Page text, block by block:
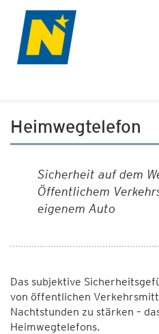
Heimwegtelefon
Sicherheit auf dem
Öffentlichem
eigenem Auto
Das subjektive
von öffentlichen
Nachtstunden zu stärken –
Heimwegtelefons.